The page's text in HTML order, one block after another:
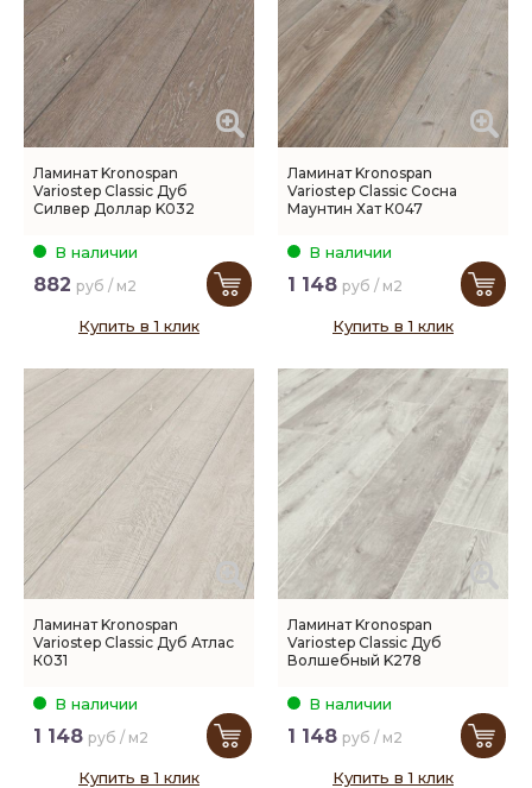
Ламинат Kronospan
Variostep Classic Дуб
Силвер Доллар K032
В наличии
882 руб / м2
Купить в 1 клик
Ламинат Kronospan
Variostep Classic Сосна
Маунтин Хат К047
В наличии
1 148 руб / м2
Купить в 1 клик
Ламинат Kronospan
Variostep Classic Дуб Атлас
К031
В наличии
1 148 руб / м2
Купить в 1 клик
Ламинат Kronospan
Variostep Classic Дуб
Волшебный K278
В наличии
1 148 руб / м2
Купить в 1 клик